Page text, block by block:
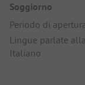
Soggiorno
Periodo di
Lingue parlate
Italiano